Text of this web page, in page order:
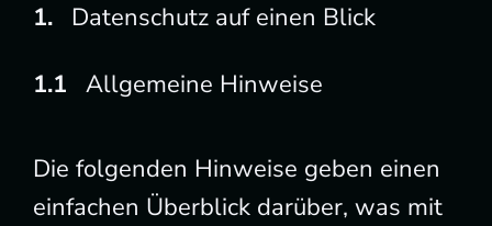
Datenschutz auf einen Blick
Allgemeine Hinweise
Die folgenden Hinweise geben einen
einfachen Überblick darüber, was mit